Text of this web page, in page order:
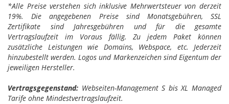
*Alle Preise verstehen sich inklusive Mehrwertsteuer von derzeit
19%. Die angegebenen Preise sind Monatsgebühren, SSL
Zertifikate sind Jahresgebühren und für die gesamte
Vertragslaufzeit im Voraus fällig. Zu jedem Paket können
zusätzliche Leistungen wie Domains, Webspace, etc. Jederzeit
hinzubestellt werden. Logos und Markenzeichen sind Eigentum der
jeweiligen Hersteller.
Vertragsgegenstand: Webseiten-Management S bis XL Managed
Tarife ohne Mindestvertragslaufzeit.